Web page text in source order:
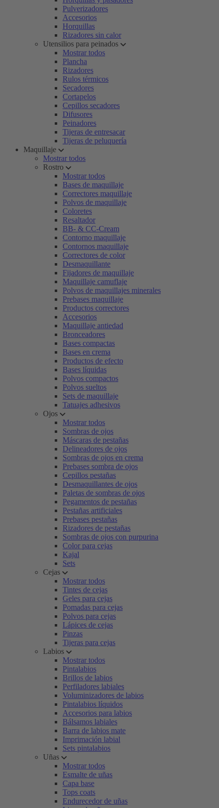
Pulverizadores
Accesorios
Horquillas
Rizadores sin calor
Utensilios para peinados
Mostrar todos
Plancha
Rizadores
Rulos térmicos
Secadores
Cortapelos
Cepillos secadores
Difusores
Peinadores
Tijeras de entresacar
Tijeras de peluquería
Maquillaje
Mostrar todos
Rostro
Mostrar todos
Bases de maquillaje
Correctores maquillaje
Polvos de maquillaje
Coloretes
Resaltador
BB- & CC-Cream
Contorno maquillaje
Contornos maquillaje
Correctores de color
Desmaquillante
Fijadores de maquillaje
Maquillaje camuflaje
Polvos de maquillajes minerales
Prebases maquillaje
Productos correctores
Accesorios
Maquillaje antiedad
Bronceadores
Bases compactas
Bases en crema
Productos de efecto
Bases líquidas
Polvos compactos
Polvos sueltos
Sets de maquillaje
Tatuajes adhesivos
Ojos
Mostrar todos
Sombras de ojos
Máscaras de pestañas
Delineadores de ojos
Sombras de ojos en crema
Prebases sombra de ojos
Cepillos pestañas
Desmaquillantes de ojos
Paletas de sombras de ojos
Pegamentos de pestañas
Pestañas artificiales
Prebases pestañas
Rizadores de pestañas
Sombras de ojos con purpurina
Color para cejas
Kajal
Sets
Cejas
Mostrar todos
Tintes de cejas
Geles para cejas
Pomadas para cejas
Polvos para cejas
Lápices de cejas
Pinzas
Tijeras para cejas
Labios
Mostrar todos
Pintalabios
Brillos de labios
Perfiladores labiales
Voluminizadores de labios
Pintalabios líquidos
Accesorios para labios
Bálsamos labiales
Barra de labios mate
Imprimación labial
Sets pintalabios
Uñas
Mostrar todos
Esmalte de uñas
Capa base
Tops coats
Endurecedor de uñas